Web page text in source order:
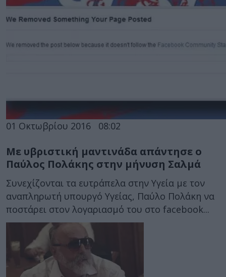
01 Οκτωβρίου 2016 08:02
Με υβριστική μαντινάδα απάντησε ο
Παύλος Πολάκης στην μήνυση Σαλμά
Συνεχίζονται τα ευτράπελα στην Υγεία με τον
αναπληρωτή υπουργό Υγείας, Παύλο Πολάκη να
ποστάρει στον λογαριασμό του στο facebook...